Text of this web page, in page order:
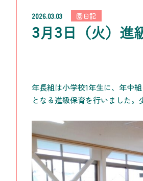
2026.03.03 園日記
3月3日（火）進
年長組は小学校1年生に、年中
となる進級保育を行いました